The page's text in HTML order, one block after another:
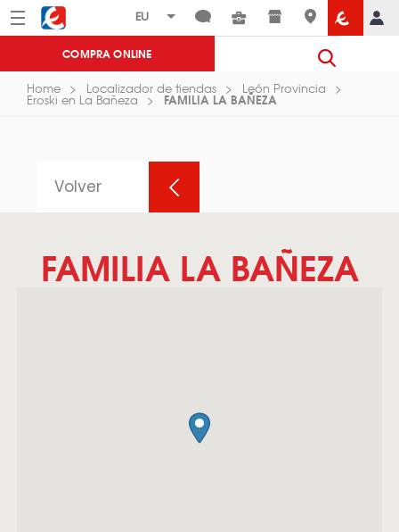
Menú Eroski
COMPRA ONLINE
Home Localizador de tiendas León Provincia
Eroski en La Bañeza FAMILIA LA BAÑEZA
Volver
FAMILIA LA BAÑEZA